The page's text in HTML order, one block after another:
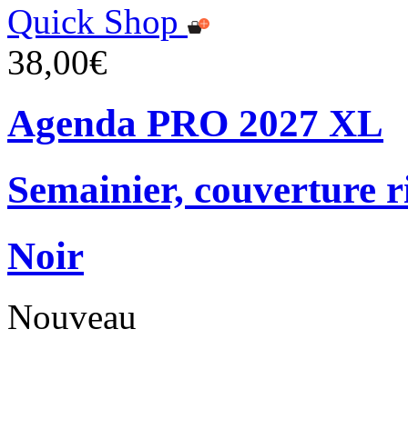
Quick Shop
38,00€
Agenda PRO 2027 XL
Semainier, couverture
Noir
Nouveau